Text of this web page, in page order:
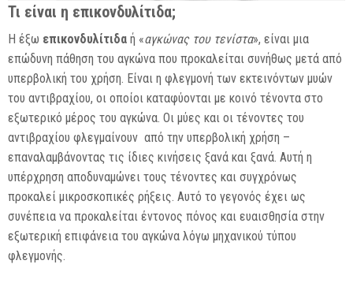
Τι είναι η επικονδυλίτιδα;
Η έξω επικονδυλίτιδα ή «αγκώνας του τενίστα», είναι μια
επώδυνη πάθηση του αγκώνα που προκαλείται συνήθως μετά από
υπερβολική του χρήση. Είναι η φλεγμονή των εκτεινόντων μυών
του αντιβραχίου, οι οποίοι καταφύονται με κοινό τένοντα στο
εξωτερικό μέρος του αγκώνα. Οι μύες και οι τένοντες του
αντιβραχίου φλεγμαίνουν από την υπερβολική χρήση –
επαναλαμβάνοντας τις ίδιες κινήσεις ξανά και ξανά. Αυτή η
υπέρχρηση αποδυναμώνει τους τένοντες και συγχρόνως
προκαλεί μικροσκοπικές ρήξεις. Αυτό το γεγονός έχει ως
συνέπεια να προκαλείται έντονος πόνος και ευαισθησία στην
εξωτερική επιφάνεια του αγκώνα λόγω μηχανικού τύπου
φλεγμονής.